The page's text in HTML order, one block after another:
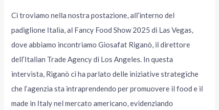
Ci troviamo nella nostra postazione, all’interno del
padiglione Italia, al Fancy Food Show 2025 di Las Vegas,
dove abbiamo incontriamo Giosafat Riganò, il direttore
dell’Italian Trade Agency di Los Angeles. In questa
intervista, Riganò ci ha parlato delle iniziative strategiche
che l’agenzia sta intraprendendo per promuovere il food e il
made in Italy nel mercato americano, evidenziando